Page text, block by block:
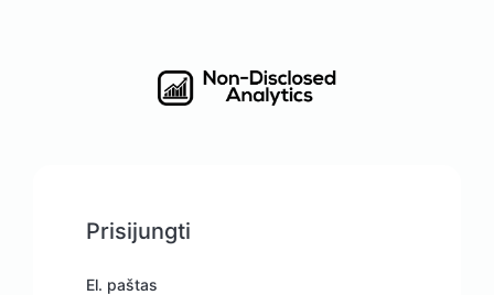
Prisijungti
El. paštas